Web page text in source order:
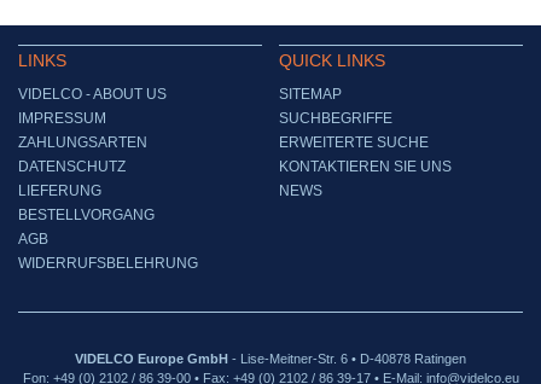
LINKS
VIDELCO - ABOUT US
IMPRESSUM
ZAHLUNGSARTEN
DATENSCHUTZ
LIEFERUNG
BESTELLVORGANG
AGB
WIDERRUFSBELEHRUNG
QUICK LINKS
SITEMAP
SUCHBEGRIFFE
ERWEITERTE SUCHE
KONTAKTIEREN SIE UNS
NEWS
VIDELCO Europe GmbH - Lise-Meitner-Str. 6 • D-40878 Ratingen
Fon: +49 (0) 2102 / 86 39-00 • Fax: +49 (0) 2102 / 86 39-17 • E-Mail: info@videlco.eu